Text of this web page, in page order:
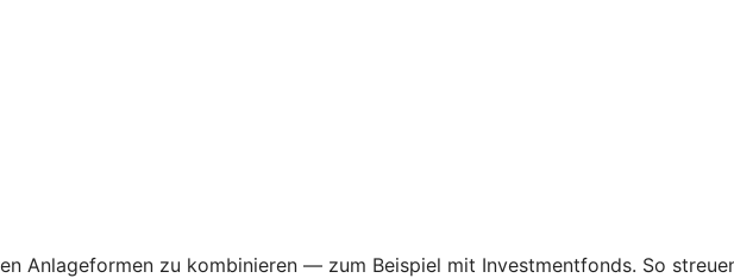
Anlageformen zu kombinieren — zum Beispiel mit Investmentfonds. So